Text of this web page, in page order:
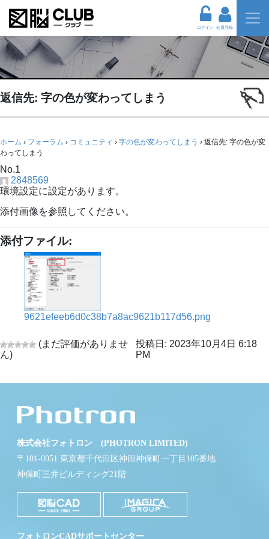
ログイン 会員登録
返信先: 字の色が変わってしまう
ホーム › フォーラム › コミュニティ › 字の色が変わってしまう › 返信先: 字の色が変
わってしまう
No.1
2848569
環境設定に設定があります。
添付画像を参照してください。
添付ファイル:
9621efeeb6d0c38b7a8ac9621b117d56.png
(まだ評価がありませ
ん)
投稿日: 2023年10月4日 6:18
PM
株式会社フォトロン (PHOTRON LIMITED)
〒101-0051 東京都千代田区神田神保町一丁目105番地
神保町三井ビルディング21階
フォトロンCADサポートセンター